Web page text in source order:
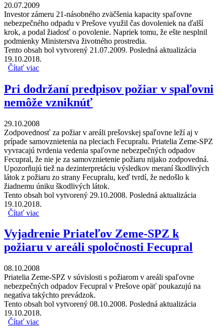
20.07.2009
Investor zámeru 21-násobného zväčšenia kapacity spaľovne
nebezpečného odpadu v Prešove využil čas dovoleniek na ďalší
krok, a podal žiadosť o povolenie. Napriek tomu, že ešte nesplnil
podmienky Ministerstva životného prostredia.
Tento obsah bol vytvorený 21.07.2009. Posledná aktualizácia
19.10.2018.
Čítať viac
Pri dodržaní predpisov požiar v spaľovni
nemôže vzniknúť
29.10.2008
Zodpovednosť za požiar v areáli prešovskej spaľovne leží aj v
prípade samovznietenia na pleciach Fecupralu. Priatelia Zeme-SPZ
vyvracajú tvrdenia vedenia spaľovne nebezpečných odpadov
Fecupral, že nie je za samovznietenie požiaru nijako zodpovedná.
Upozorňujú tiež na dezinterpretáciu výsledkov meraní škodlivých
látok z požiaru zo strany Fecupralu, keď tvrdí, že nedošlo k
žiadnemu úniku škodlivých látok.
Tento obsah bol vytvorený 29.10.2008. Posledná aktualizácia
19.10.2018.
Čítať viac
Vyjadrenie Priateľov Zeme-SPZ k
požiaru v areáli spoločnosti Fecupral
08.10.2008
Priatelia Zeme-SPZ v súvislosti s požiarom v areáli spaľovne
nebezpečných odpadov Fecupral v Prešove opäť poukazujú na
negatíva takýchto prevádzok.
Tento obsah bol vytvorený 08.10.2008. Posledná aktualizácia
19.10.2018.
Čítať viac